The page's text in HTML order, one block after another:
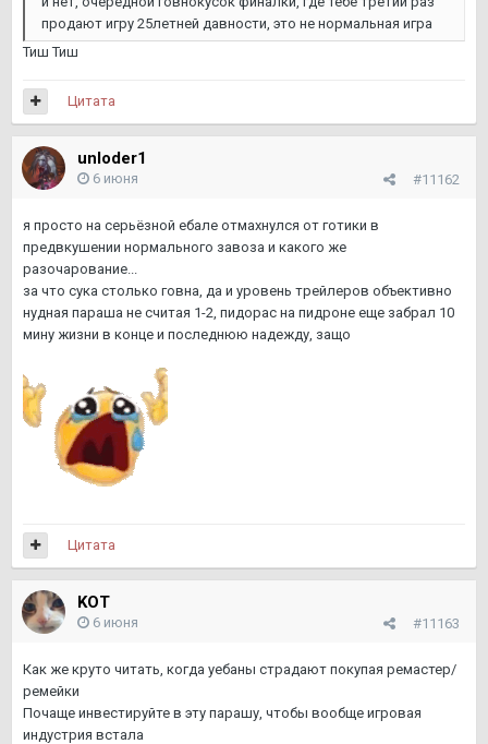
продают игру 25летней давности, это не нормальная игра
Тиш Тиш
Цитата
unloder1
#11162
6 июня
я просто на серьёзной ебале отмахнулся от готики в
предвкушении нормального завоза и какого же
разочарование...
за что сука столько говна, да и уровень трейлеров объективно
нудная параша не считая 1-2, пидорас на пидроне еще забрал 10
мину жизни в конце и последнюю надежду, защо
Цитата
KOТ
#11163
6 июня
Как же круто читать, когда уебаны страдают покупая ремастер/
ремейки
Почаще инвестируйте в эту парашу, чтобы вообще игровая
индустрия встала